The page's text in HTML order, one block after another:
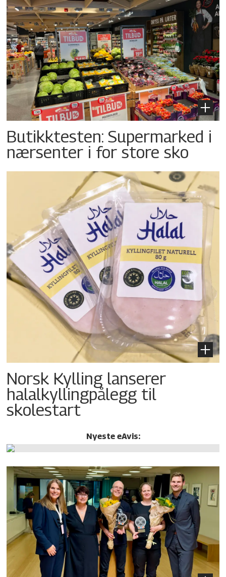
Butikktesten: Supermarked i
nærsenter i for store sko
Norsk Kylling lanserer
halalkylling­pålegg til
skolestart
Nyeste eAvis: